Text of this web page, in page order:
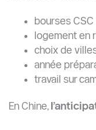
bourses
logement en
choix de
année
travail sur
En Chine,